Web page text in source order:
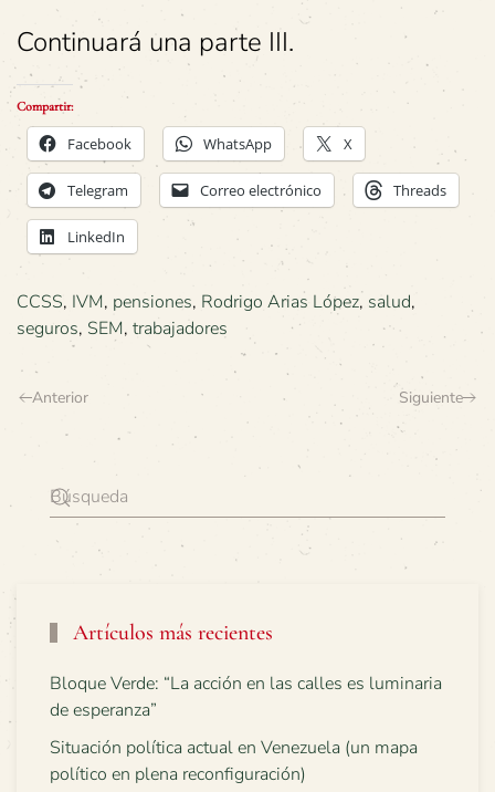
Continuará una parte III.
Compartir:
Facebook WhatsApp X
Telegram Correo electrónico Threads
LinkedIn
CCSS, IVM, pensiones, Rodrigo Arias López, salud,
seguros, SEM, trabajadores
Anterior Siguiente
Artículos más recientes
Bloque Verde: “La acción en las calles es luminaria
de esperanza”
Situación política actual en Venezuela (un mapa
político en plena reconfiguración)